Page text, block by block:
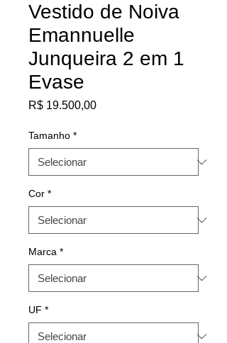
Vestido de Noiva
Emannuelle
Junqueira 2 em 1
Evase
R$ 19.500,00Preço
Tamanho *
Cor *
Marca *
UF *